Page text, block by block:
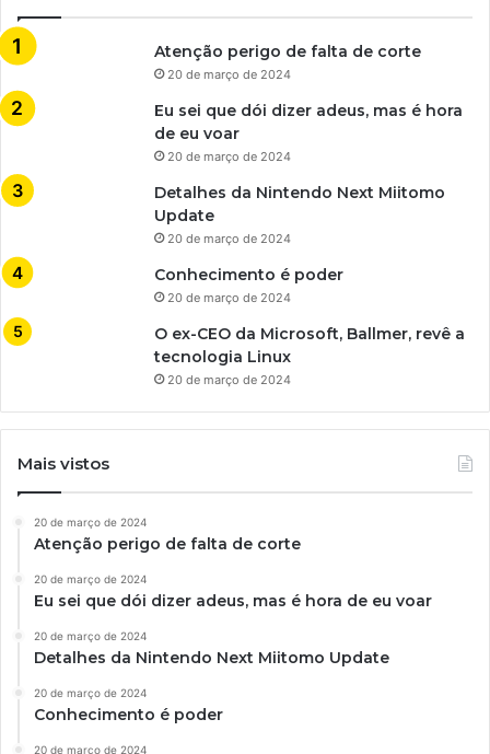
Atenção perigo de falta de corte
20 de março de 2024
Eu sei que dói dizer adeus, mas é hora
de eu voar
20 de março de 2024
Detalhes da Nintendo Next Miitomo
Update
20 de março de 2024
Conhecimento é poder
20 de março de 2024
O ex-CEO da Microsoft, Ballmer, revê a
tecnologia Linux
20 de março de 2024
Mais vistos
20 de março de 2024
Atenção perigo de falta de corte
20 de março de 2024
Eu sei que dói dizer adeus, mas é hora de eu voar
20 de março de 2024
Detalhes da Nintendo Next Miitomo Update
20 de março de 2024
Conhecimento é poder
20 de março de 2024